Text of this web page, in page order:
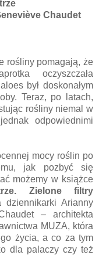
Chaudet
rośliny pomagają, że
oczyszczała
był doskonałym
Teraz, po latach,
rośliny niemal w
odpowiednimi
mocy roślin po
jak pozbyć się
możemy w książce
Zielone filtry
dziennikarki Arianny
– architekta
MUZA, która
życia, a co za tym
dla palaczy czy też